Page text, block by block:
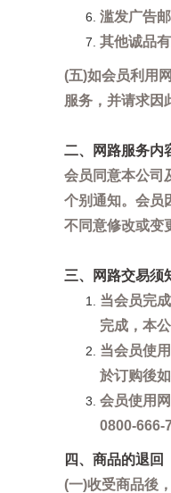
滥发广告邮
其他诚品
(五)如会员利用
服务，并请求因
二、网路服务内
会员同意本公司
个别通知。会员
不同意修改或变
三、网路交易须
当会员完
完成，本
当会员使
於订购後
会员使用
0800-666-
四、商品的退回
(一)收受商品後